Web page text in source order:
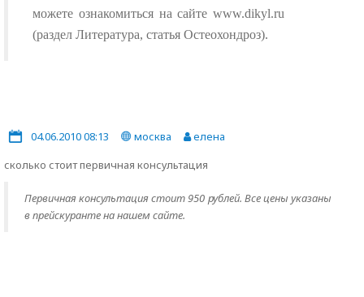
можете ознакомиться на сайте www.dikyl.ru
(раздел Литература, статья Остеохондроз).
04.06.2010 08:13 москва
елена
сколько стоит первичная консультация
Первичная консультация стоит 950 рублей. Все цены указаны
в прейскуранте на нашем сайте.